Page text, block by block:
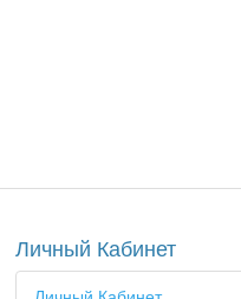
Личный Кабинет